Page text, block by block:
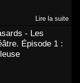
Lire la suite
- Les
Épisode 1 :